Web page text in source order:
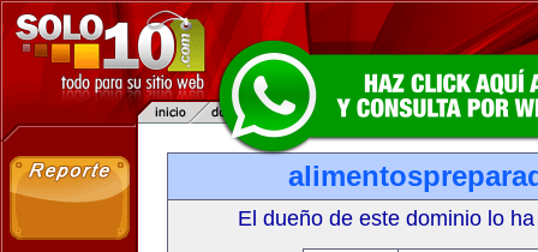
El dueño de este dominio lo